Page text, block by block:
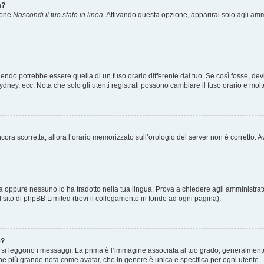
Nascondi il tuo stato in linea . Attivando questa opzione, apparirai solo agli
potrebbe essere quella di un fuso orario differente dal tuo. Se così fosse,
ecc. Nota che solo gli utenti registrati possono cambiare il fuso orario e
scorretta, allora l’orario memorizzato sull’orologio del server non è corretto.
oppure nessuno lo ha tradotto nella tua lingua. Prova a chiedere agli
di phpBB Limited (trovi il collegamento in fondo ad ogni pagina).
leggono i messaggi. La prima è l’immagine associata al tuo grado,
più grande nota come avatar, che in genere è unica e specifica per ogni utente.